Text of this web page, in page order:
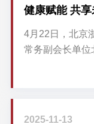
4月22日，北京
常务副会长单位
专委会沙龙活
2025-11-13